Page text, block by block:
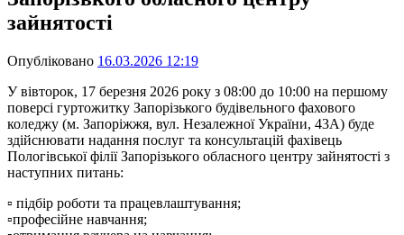
зайнятості
Опубліковано 16.03.2026 12:19
У вівторок, 17 березня 2026 року з 08:00 до 10:00 на першому
поверсі гуртожитку Запорізького будівельного фахового
коледжу (м. Запоріжжя, вул. Незалежної України, 43А) буде
здійснювати надання послуг та консультацій фахівець
Пологівської філії Запорізького обласного центру зайнятості з
наступних питань:
▫️ підбір роботи та працевлаштування;
▫️професійне навчання;